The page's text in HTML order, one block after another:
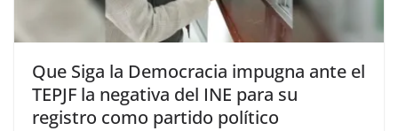
Que Siga la Democracia impugna ante el
TEPJF la negativa del INE para su
registro como partido político